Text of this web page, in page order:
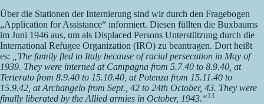
Über die Stationen der Internierung sind wir durch den Fragebogen
„Application for Assistance“ informiert. Diesen füllten die Buxbaums
im Juni 1946 aus, um als Displaced Persons Unterstützung durch die
International Refugee Organization (IRO) zu beantragen. Dort heißt
es:
„The family fled to Italy because of racial persecution in May of
1939. They were interned at Campagna from 5.7.40 to 8.9.40, at
Terterato from 8.9.40 to 15.10.40, at Potenza from 15.11.40 to
15.9.42, at Archangelo from Sept., 42 to 24th October, 43. They were
finally liberated by the Allied armies in October, 1943.“13